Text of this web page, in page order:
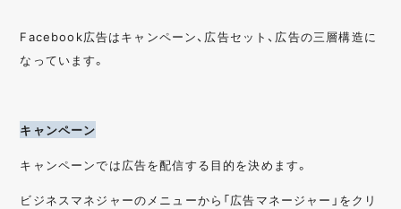
Facebook広告はキャンペーン、広告セット、広告の三層構造に
なっています。
キャンペーン
キャンペーンでは広告を配信する目的を決めます。
ビジネスマネジャーのメニューから「広告マネージャー」をクリ